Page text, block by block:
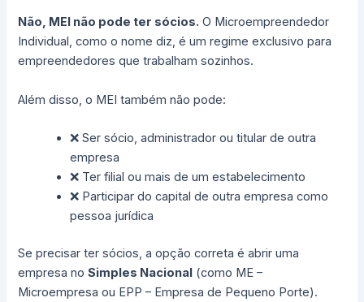
Não, MEI não pode ter sócios. O Microempreendedor
Individual, como o nome diz, é um regime exclusivo para
empreendedores que trabalham sozinhos.
Além disso, o MEI também não pode:
❌ Ser sócio, administrador ou titular de outra
empresa
❌ Ter filial ou mais de um estabelecimento
❌ Participar do capital de outra empresa como
pessoa jurídica
Se precisar ter sócios, a opção correta é abrir uma
empresa noSimples Nacional (como ME –
Microempresa ou EPP – Empresa de Pequeno Porte).